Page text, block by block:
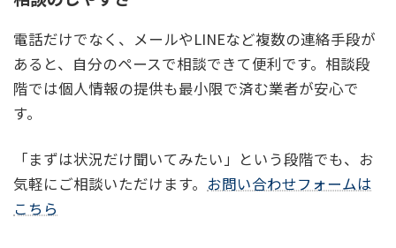
電話だけでなく、メールやLINEなど複数の連絡手段が
あると、自分のペースで相談できて便利です。相談段
階では個人情報の提供も最小限で済む業者が安心で
す。
「まずは状況だけ聞いてみたい」という段階でも、お
気軽にご相談いただけます。 お問い合わせフォームは
こちら